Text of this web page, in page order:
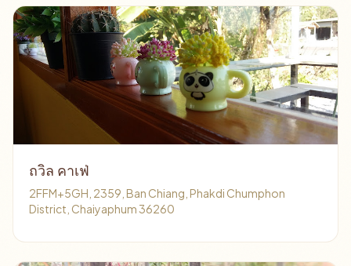
ถวิล คาเฟ่
2FFM+5GH, 2359, Ban Chiang, Phakdi Chumphon
District, Chaiyaphum 36260